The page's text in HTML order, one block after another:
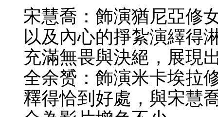
宋慧喬：飾演猶尼亞修
以及內心的掙紮演繹得
充滿無畏與決絕，展現
全余赟：飾演米卡埃拉
釋得恰到好處，與宋慧